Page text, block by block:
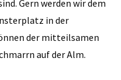
Gern werden wir dem
in der
der mitteilsamen
auf der Alm.